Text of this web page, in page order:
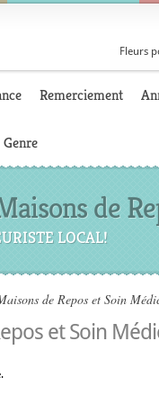
Fleurs
Remerciement
Genre
de
LOCAL!
de Repos et Soin
et Soin